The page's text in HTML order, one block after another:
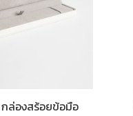
ล่องสร้อยข้อมือ